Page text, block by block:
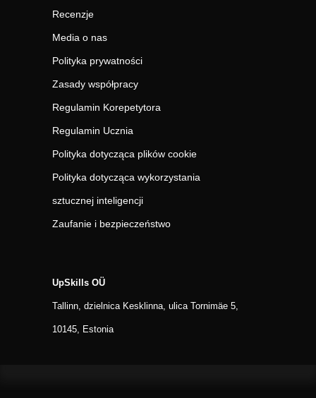
Recenzje
Media o nas
Polityka prywatności
Zasady współpracy
Regulamin Korepetytora
Regulamin Ucznia
Polityka dotycząca plików cookie
Polityka dotycząca wykorzystania
sztucznej inteligencji
Zaufanie i bezpieczeństwo
UpSkills OÜ
Tallinn, dzielnica Kesklinna, ulica Tornimäe 5,
10145, Estonia